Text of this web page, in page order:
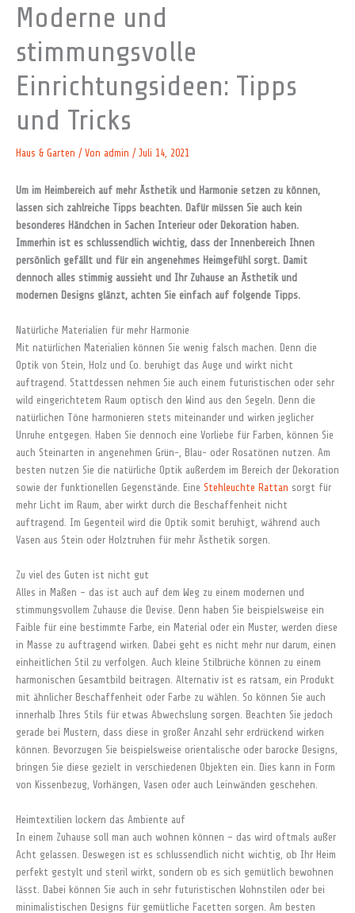
Moderne und
stimmungsvolle
Einrichtungsideen: Tipps
und Tricks
Haus & Garten / Von admin / Juli 14, 2021
Um im Heimbereich auf mehr Ästhetik und Harmonie setzen zu können,
lassen sich zahlreiche Tipps beachten. Dafür müssen Sie auch kein
besonderes Händchen in Sachen Interieur oder Dekoration haben.
Immerhin ist es schlussendlich wichtig, dass der Innenbereich Ihnen
persönlich gefällt und für ein angenehmes Heimgefühl sorgt. Damit
dennoch alles stimmig aussieht und Ihr Zuhause an Ästhetik und
modernen Designs glänzt, achten Sie einfach auf folgende Tipps.
Natürliche Materialien für mehr Harmonie
Mit natürlichen Materialien können Sie wenig falsch machen. Denn die
Optik von Stein, Holz und Co. beruhigt das Auge und wirkt nicht
auftragend. Stattdessen nehmen Sie auch einem futuristischen oder sehr
wild eingerichtetem Raum optisch den Wind aus den Segeln. Denn die
natürlichen Töne harmonieren stets miteinander und wirken jeglicher
Unruhe entgegen. Haben Sie dennoch eine Vorliebe für Farben, können Sie
auch Steinarten in angenehmen Grün-, Blau- oder Rosatönen nutzen. Am
besten nutzen Sie die natürliche Optik außerdem im Bereich der Dekoration
sowie der funktionellen Gegenstände. Eine Stehleuchte Rattan sorgt für
mehr Licht im Raum, aber wirkt durch die Beschaffenheit nicht
auftragend. Im Gegenteil wird die Optik somit beruhigt, während auch
Vasen aus Stein oder Holztruhen für mehr Ästhetik sorgen.
Zu viel des Guten ist nicht gut
Alles in Maßen – das ist auch auf dem Weg zu einem modernen und
stimmungsvollem Zuhause die Devise. Denn haben Sie beispielsweise ein
Faible für eine bestimmte Farbe, ein Material oder ein Muster, werden diese
in Masse zu auftragend wirken. Dabei geht es nicht mehr nur darum, einen
einheitlichen Stil zu verfolgen. Auch kleine Stilbrüche können zu einem
harmonischen Gesamtbild beitragen. Alternativ ist es ratsam, ein Produkt
mit ähnlicher Beschaffenheit oder Farbe zu wählen. So können Sie auch
innerhalb Ihres Stils für etwas Abwechslung sorgen. Beachten Sie jedoch
gerade bei Mustern, dass diese in großer Anzahl sehr erdrückend wirken
können. Bevorzugen Sie beispielsweise orientalische oder barocke Designs,
bringen Sie diese gezielt in verschiedenen Objekten ein. Dies kann in Form
von Kissenbezug, Vorhängen, Vasen oder auch Leinwänden geschehen.
Heimtextilien lockern das Ambiente auf
In einem Zuhause soll man auch wohnen können – das wird oftmals außer
Acht gelassen. Deswegen ist es schlussendlich nicht wichtig, ob Ihr Heim
perfekt gestylt und steril wirkt, sondern ob es sich gemütlich bewohnen
lässt. Dabei können Sie auch in sehr futuristischen Wohnstilen oder bei
minimalistischen Designs für gemütliche Facetten sorgen. Am besten